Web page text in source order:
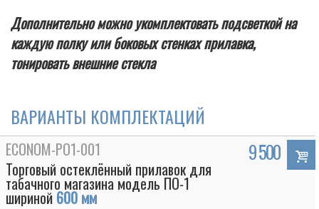
Дополнительно можно укомплектовать подсветкой на
каждую полку или боковых стенках прилавка,
тонировать внешние стекла
ВАРИАНТЫ КОМПЛЕКТАЦИЙ
ECONOM-PO1-001
Торговый остеклённый прилавок для
табачного магазина модель ПО-1
шириной 600 мм
9 500